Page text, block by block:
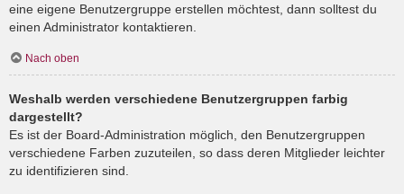
eine eigene Benutzergruppe erstellen möchtest, dann solltest du
einen Administrator kontaktieren.
Nach oben
Weshalb werden verschiedene Benutzergruppen farbig
dargestellt?
Es ist der Board-Administration möglich, den Benutzergruppen
verschiedene Farben zuzuteilen, so dass deren Mitglieder leichter
zu identifizieren sind.